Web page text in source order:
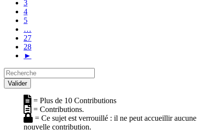
3
4
5
…
27
28
►
Recherche
Valider
= Plus de 10 Contributions
= Contributions.
= Ce sujet est verrouillé : il ne peut accueillir aucune
nouvelle contribution.